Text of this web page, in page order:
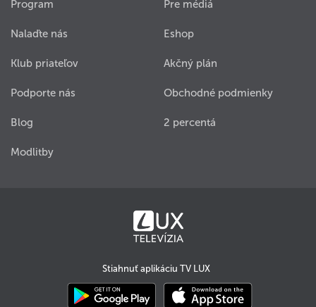
Program
Nalaďte nás
Klub priateľov
Podporte nás
Blog
Modlitby
Pre médiá
Eshop
Akčný plán
Obchodné podmienky
2 percentá
Stiahnuť aplikáciu TV LUX